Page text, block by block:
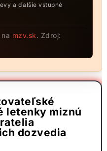
a ďalšie vstupné
mzv.sk. Zdroj:
letenky miznú
dozvedia